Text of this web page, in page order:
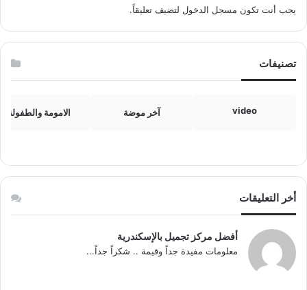
يجب أنت تكون مسجل الدخول لتضيف تعليقاً.
تصنيفات
video آخر موضة الامومة والطفولة
أخر التعليقات
أفضل مركز تجميل بالإسكندرية
معلومات مفيدة جداً وقيمة .. شكراً جداً...